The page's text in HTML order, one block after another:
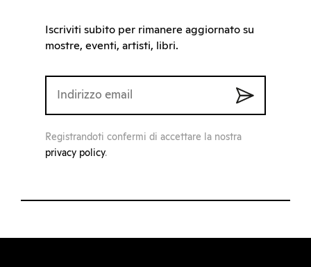
Iscriviti subito per rimanere aggiornato su
mostre, eventi, artisti, libri.
Registrandoti confermi di accettare la nostra
privacy policy.